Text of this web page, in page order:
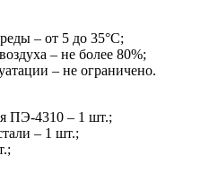
– от 5 до 35°С;
– не более 80%;
– не ограничено.
ПЭ-4310 – 1 шт.;
– 1 шт.;